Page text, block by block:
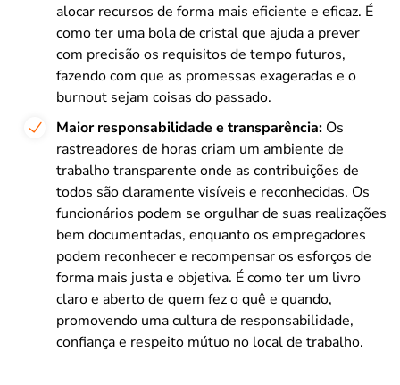
alocar recursos de forma mais eficiente e eficaz. É
como ter uma bola de cristal que ajuda a prever
com precisão os requisitos de tempo futuros,
fazendo com que as promessas exageradas e o
burnout sejam coisas do passado.
Maior responsabilidade e transparência: Os
rastreadores de horas criam um ambiente de
trabalho transparente onde as contribuições de
todos são claramente visíveis e reconhecidas. Os
funcionários podem se orgulhar de suas realizações
bem documentadas, enquanto os empregadores
podem reconhecer e recompensar os esforços de
forma mais justa e objetiva. É como ter um livro
claro e aberto de quem fez o quê e quando,
promovendo uma cultura de responsabilidade,
confiança e respeito mútuo no local de trabalho.